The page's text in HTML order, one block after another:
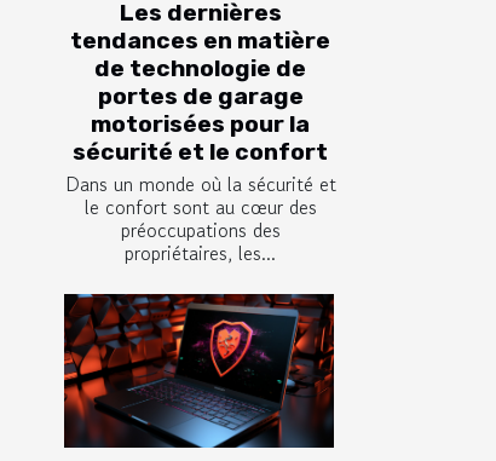
Les dernières
tendances en matière
de technologie de
portes de garage
motorisées pour la
sécurité et le confort
Dans un monde où la sécurité et
le confort sont au cœur des
préoccupations des
propriétaires, les...